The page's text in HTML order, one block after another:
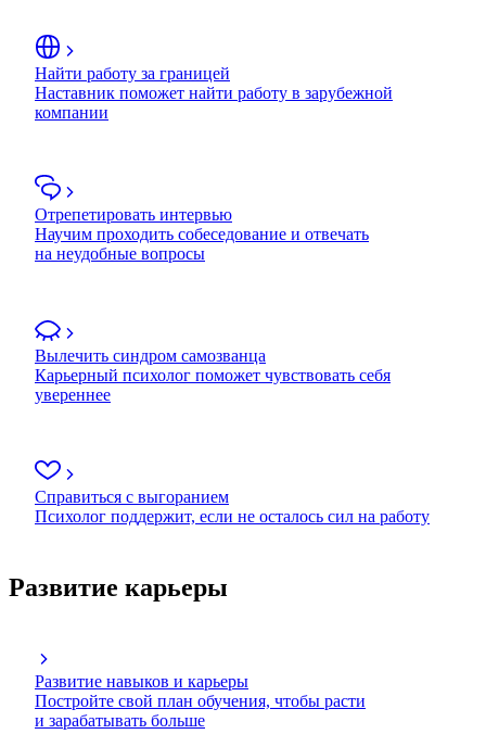
Найти работу за границей
Наставник поможет найти работу в зарубежной
компании
Отрепетировать интервью
Научим проходить собеседование и отвечать
на неудобные вопросы
Вылечить синдром самозванца
Карьерный психолог поможет чувствовать себя
увереннее
Справиться с выгоранием
Психолог поддержит, если не осталось сил на работу
Развитие карьеры
Развитие навыков и карьеры
Постройте свой план обучения, чтобы расти
и зарабатывать больше